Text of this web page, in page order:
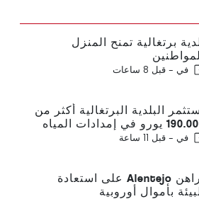
برتغالية تمنح المنزل
في - قبل 8 ساعات
البلدية البرتغالية أكثر من
يورو في إمدادات المياه
في - قبل 11 ساعة
تراهن Alentejo على استعادة
بأموال أوروبية